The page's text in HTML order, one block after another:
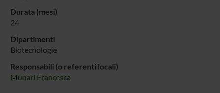
Durata (mesi)
24
Dipartimenti
Biotecnologie
Responsabili (o referenti locali)
Munari Francesca